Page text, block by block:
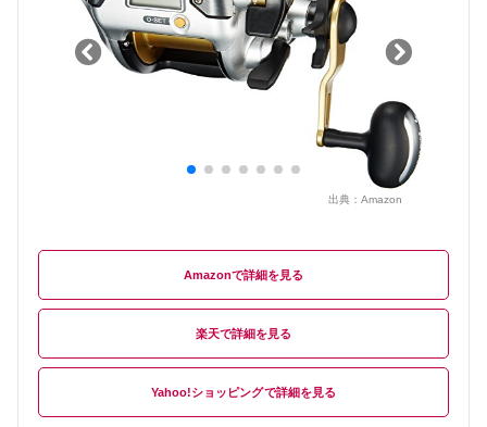
出典： Amazon
Amazon
楽天
Yahoo!ショッピング